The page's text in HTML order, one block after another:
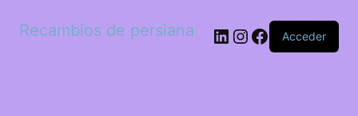
Recambios de persiana LinkedIn
Instagram
Facebook
Acceder